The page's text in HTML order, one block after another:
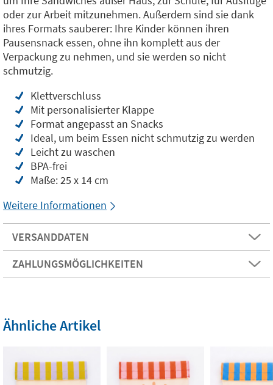
oder zur Arbeit mitzunehmen. Außerdem sind sie dank
ihres Formats sauberer: Ihre Kinder können ihren
Pausensnack essen, ohne ihn komplett aus der
Verpackung zu nehmen, und sie werden so nicht
schmutzig.
Klettverschluss
Mit personalisierter Klappe
Format angepasst an Snacks
Ideal, um beim Essen nicht schmutzig zu werden
Leicht zu waschen
BPA-frei
Maße: 25 x 14 cm
Weitere Informationen
VERSANDDATEN
ZAHLUNGSMÖGLICHKEITEN
Ähnliche Artikel